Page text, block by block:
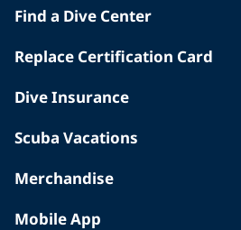
Find a Dive Center
Replace Certification Card
Dive Insurance
Scuba Vacations
Merchandise
Mobile App